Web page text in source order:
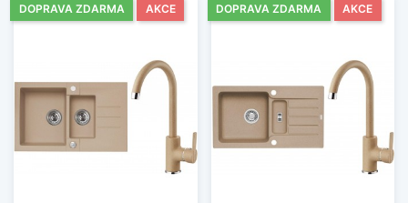
DOPRAVA ZDARMA AKCE DOPRAVA ZDARMA AKCE